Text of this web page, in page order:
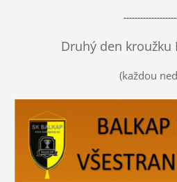
Druhý den kroužku
(každou